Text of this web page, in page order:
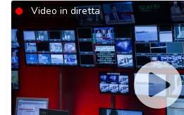
Video in diretta